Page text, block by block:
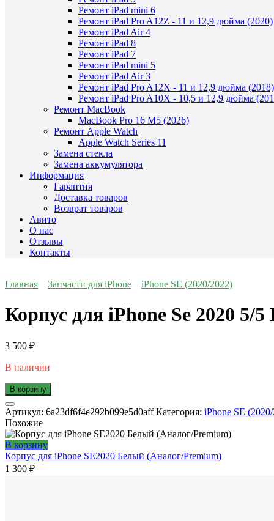
Ремонт iPad mini 6
Ремонт iPad Pro A12Z - 11 и 12,9 дюйма (2020)
Ремонт iPad Air 4
Ремонт iPad 8
Ремонт iPad 7
Ремонт iPad mini 5
Ремонт iPad Air 3
Ремонт iPad Pro A12X - 11 и 12,9 дюйма (2018)
Ремонт iPad Pro A10X - 10,5 и 12,9 дюйма
Ремонт MacBook
MacBook Pro 16 M5 (2026)
Ремонт Apple Watch
Apple Watch Series 11
Замена стекла
Замена аккумулятора
Информация
Гарантия
Доставка товаров
Возврат товаров
Авито
О нас
Отзывы
Контакты
Главная Запчасти для iPhone iPhone SE (2020/2022)
Корпус для iPhone Se 2020
3 500 ₽
В наличии
В корзину
Артикул: 6a23df6f4e292b099e5d0aff Категория: iPhone SE
Похожие
В корзину
Корпус для iPhone SE2020 Белый (Аналог/Premium)
1 300 ₽